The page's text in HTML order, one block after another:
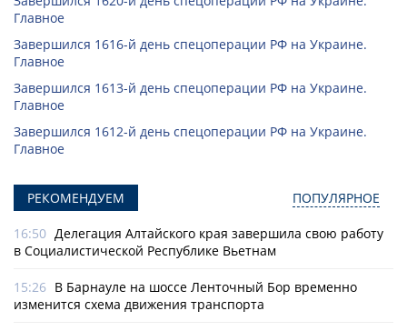
Главное
Завершился 1616-й день спецоперации РФ на Украине.
Главное
Завершился 1613-й день спецоперации РФ на Украине.
Главное
Завершился 1612-й день спецоперации РФ на Украине.
Главное
РЕКОМЕНДУЕМ ПОПУЛЯРНОЕ
16:50 Делегация Алтайского края завершила свою работу
в Социалистической Республике Вьетнам
15:26 В Барнауле на шоссе Ленточный Бор временно
изменится схема движения транспорта